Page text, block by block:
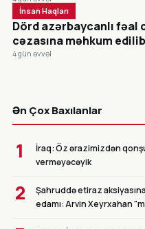
İnsan Haqları
Dörd azərbaycanlı
cəzasına məhkum edilib
4 gün əvvəl
Ən Çox Baxılanlar
1
İraq: Öz ərazimizdən
verməyəcəyik
2
Şahruddə etiraz
edamı: Arvin Xeyrxahan